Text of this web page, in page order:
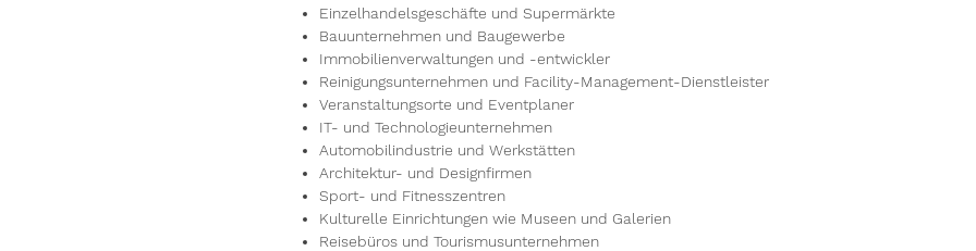
Einzelhandelsgeschäfte und Supermärkte
Bauunternehmen und Baugewerbe
Immobilienverwaltungen und -entwickler
Reinigungsunternehmen und Facility-Management-Dienstleister
Veranstaltungsorte und Eventplaner
IT- und Technologieunternehmen
Automobilindustrie und Werkstätten
Architektur- und Designfirmen
Sport- und Fitnesszentren
Kulturelle Einrichtungen wie Museen und Galerien
Reisebüros und Tourismusunternehmen